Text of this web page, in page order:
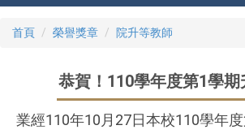
首頁 榮譽獎章 院升等教師
恭賀！110學年度第1學期
業經110年10月27日本校110學年